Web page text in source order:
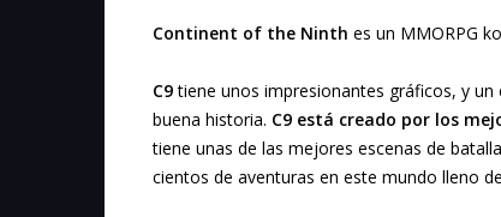
Continent of the Ninth es un MMORPG
C9tiene unos impresionantes gráficos, y
buena historia. C9 está creado por los
tiene unas de las mejores escenas de
cientos de aventuras en este mundo lleno